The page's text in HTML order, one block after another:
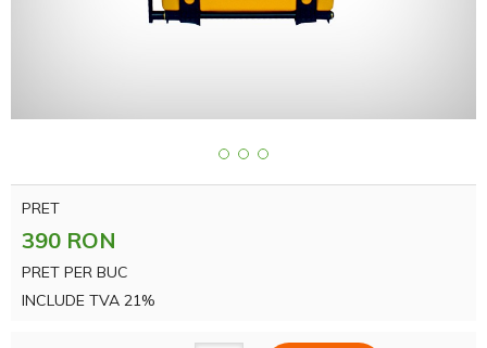
PRET
390 RON
PRET PER BUC
INCLUDE TVA 21%